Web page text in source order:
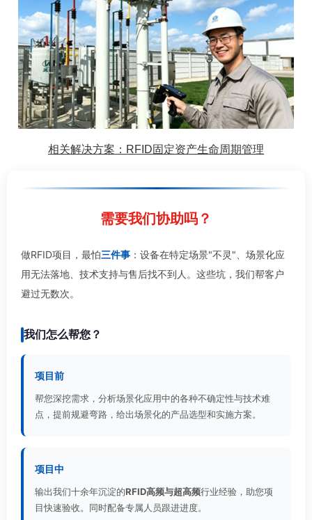
相关解决方案：RFID固定资产生命周期管理
需要我们协助吗？
做RFID项目，最怕三件事 ：设备在特定场景"不灵"、场景化应
用无法落地、技术支持与售后找不到人。这些坑，我们帮客户
避过无数次。
我们怎么帮您？
项目前
帮您深挖需求，分析场景化应用中的各种不确定性与技术难
点，提前规避弯路，给出场景化的产品选型和实施方案。
项目中
输出我们十余年沉淀的RFID高频与超高频行业经验，助您项
目快速验收。同时配备专属人员跟进进度。